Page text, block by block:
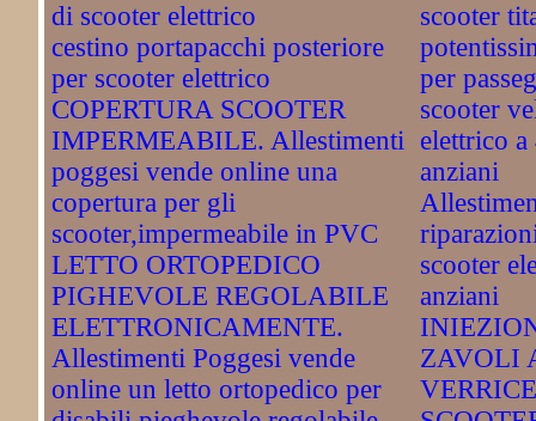
di scooter elettrico
cestino portapacchi posteriore
per scooter elettrico
COPERTURA SCOOTER
IMPERMEABILE. Allestimenti
poggesi vende online una
copertura per gli
scooter,impermeabile in PVC
LETTO ORTOPEDICO
PIGHEVOLE REGOLABILE
ELETTRONICAMENTE.
Allestimenti Poggesi vende
online un letto ortopedico per
scooter
per
scooter
elettrico
anziani
scooter
anziani
ZAVOLI